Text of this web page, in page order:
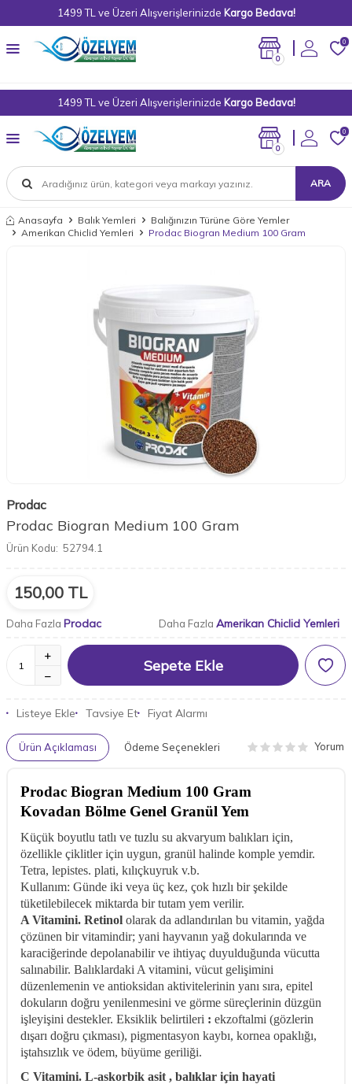
1499 TL ve Üzeri Alışverişlerinizde Kargo Bedava!
0
0
1499 TL ve Üzeri Alışverişlerinizde Kargo Bedava!
ARA
0
0
Anasayfa Balık Yemleri
Balığınızın Türüne Göre Yemler
Amerikan Chiclid Yemleri
Prodac Biogran Medium 100 Gram
Prodac
Prodac Biogran Medium 100 Gram
Ürün Kodu: 52794.1
150,00 TL
Daha Fazla Prodac Daha Fazla Amerikan Chiclid Yemleri
Sepete Ekle
Listeye Ekle Tavsiye Et Fiyat Alarmı
Ürün Açıklaması Ödeme Seçenekleri Yorum
Prodac Biogran Medium 100 Gram
Kovadan Bölme Genel Granül Yem
Küçük boyutlu tatlı ve tuzlu su akvaryum balıkları için,
özellikle çiklitler için uygun, granül halinde komple yemdir.
Tetra, lepistes. plati, kılıçkuyruk v.b.
Kullanım: Günde iki veya üç kez, çok hızlı bir şekilde
tüketilebilecek miktarda bir tutam yem verilir.
A Vitamini. Retinol olarak da adlandırılan bu vitamin, yağda
çözünen bir vitamindir; yani hayvanın yağ dokularında ve
karaciğerinde depolanabilir ve ihtiyaç duyulduğunda vücutta
salınabilir. Balıklardaki A vitamini, vücut gelişimini
düzenlemenin ve antioksidan aktivitelerinin yanı sıra, epitel
dokuların doğru yenilenmesini ve görme süreçlerinin düzgün
işleyişini destekler. Eksiklik belirtileri : ekzoftalmi (gözlerin
dışarı doğru çıkması), pigmentasyon kaybı, kornea opaklığı,
iştahsızlık ve ödem, büyüme geriliği.
C Vitamini. L-askorbik asit , balıklar için hayati